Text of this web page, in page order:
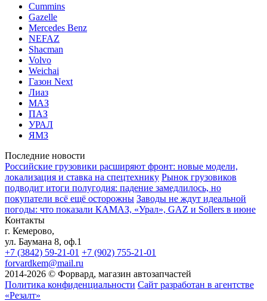
Cummins
Gazelle
Mercedes Benz
NEFAZ
Shacman
Volvo
Weichai
Газон Next
Лиаз
МАЗ
ПАЗ
УРАЛ
ЯМЗ
Последние новости
Российские грузовики расширяют фронт: новые модели,
локализация и ставка на спецтехнику Рынок грузовиков
подводит итоги полугодия: падение замедлилось, но
покупатели всё ещё осторожны Заводы не ждут идеальной
погоды: что показали КАМАЗ, «Урал», GAZ и Sollers в июне
Контакты
г. Кемерово,
ул. Баумана 8, оф.1
+7 (3842) 59-21-01 +7 (902) 755-21-01
forvardkem@mail.ru
2014-2026 © Форвард, магазин автозапчастей
Политика конфиденциальности Сайт разработан в агентстве
«Резалт»